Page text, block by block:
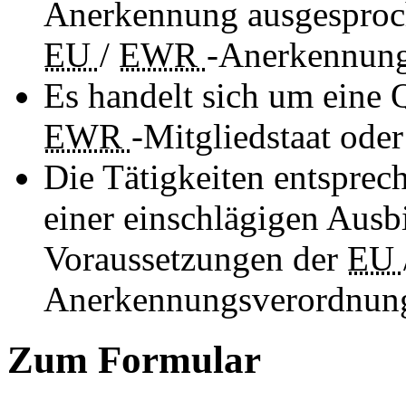
Anerkennung
EU / EWR -
Es handelt sich um
EWR -Mitgliedstaat
Die Tätigkeiten
einer einschlägigen
Voraussetzungen der EU
Zum Formular